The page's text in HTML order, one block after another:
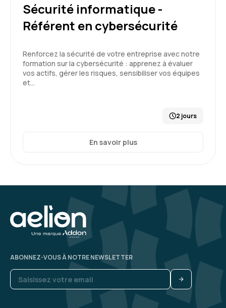
Sécurité informatique -
Référent en cybersécurité
Renforcez la sécurité de votre entreprise avec notre
formation sur la cybersécurité : apprenez à évaluer
vos actifs, gérer les risques, sensibiliser vos équipes
et…
2 jours
En savoir plus
ABONNEZ-VOUS À NOTRE NEWSLETTER